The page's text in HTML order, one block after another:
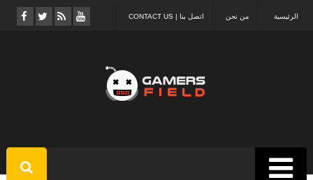
اتصل بنا | CONTACT US من نحن الرئيسية